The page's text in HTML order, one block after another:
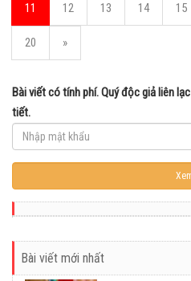
11 12 13 14 15
20 »
Bài viết có tính phí. Quý độc giả liên
tiết.
Bài viết mới nhất